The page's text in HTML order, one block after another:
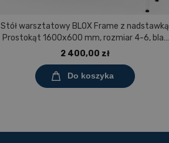
Stół warsztatowy BLOX Frame z nadstawką
Prostokąt 1600x600 mm, rozmiar 4-6, blat
pokryty tworzywem polipropylenowym
2 400,00 zł
Do koszyka